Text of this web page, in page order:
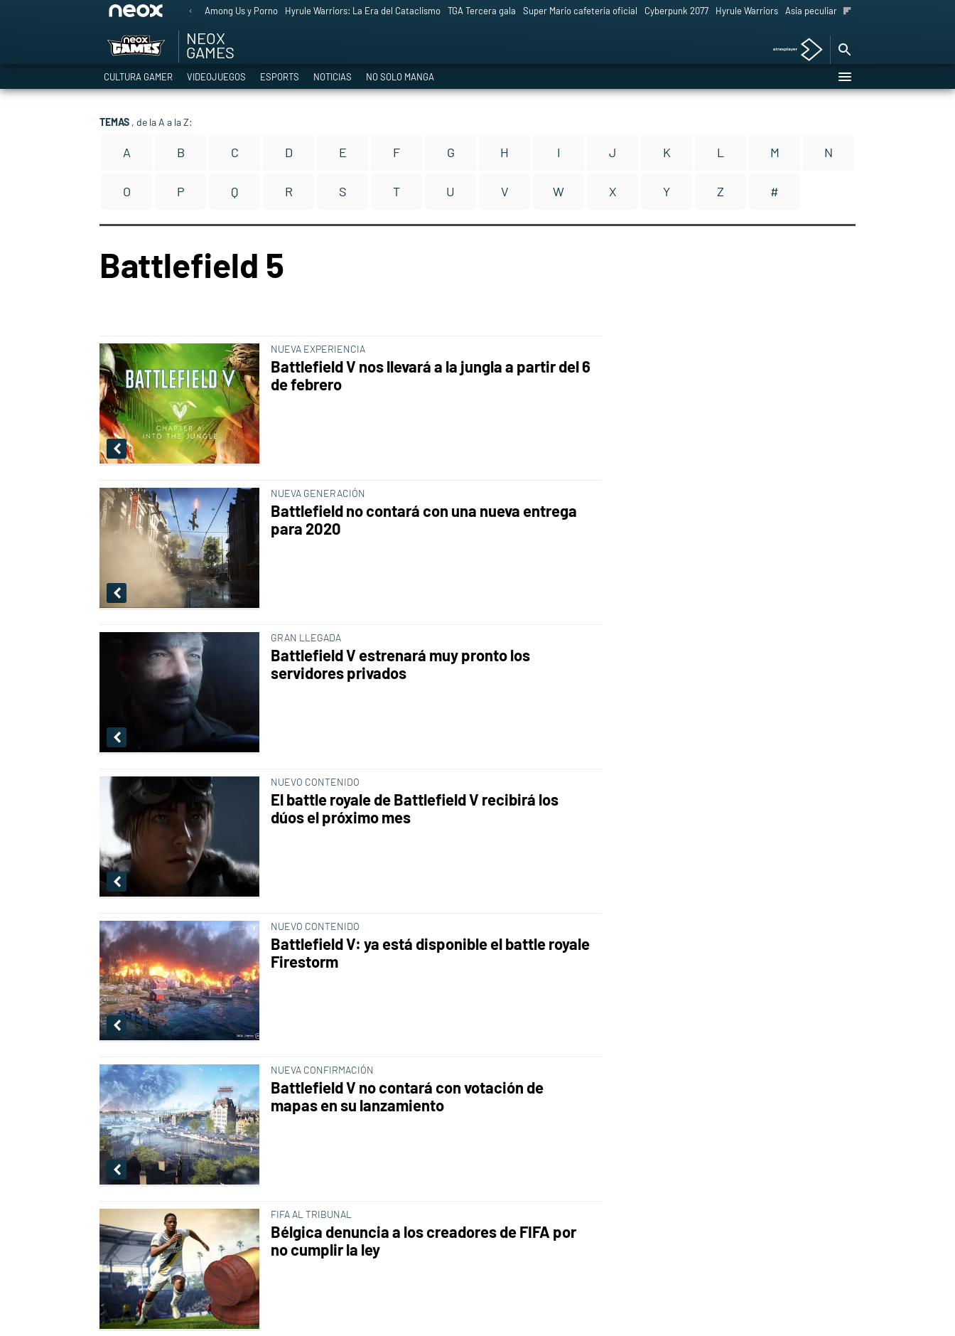
Among Us y Porno Hyrule Warriors: La Era del Cataclismo TGA Tercera gala Super Mario cafetería oficial Cyberpunk 2077 Hyrule Warriors Asia peculiar tradición
NEOX
GAMES
CULTURA GAMER VIDEOJUEGOS ESPORTS NOTICIAS NO SOLO MANGA
TEMAS , de la A a la Z:
A B C D E F G H I J K L M N
O P Q R S T U V W X Y Z #
Battlefield 5
NUEVA EXPERIENCIA
Battlefield V nos llevará a la jungla a partir del 6
de febrero
NUEVA GENERACIÓN
Battlefield no contará con una nueva entrega
para 2020
GRAN LLEGADA
Battlefield V estrenará muy pronto los
servidores privados
NUEVO CONTENIDO
El battle royale de Battlefield V recibirá los
dúos el próximo mes
NUEVO CONTENIDO
Battlefield V: ya está disponible el battle royale
Firestorm
NUEVA CONFIRMACIÓN
Battlefield V no contará con votación de
mapas en su lanzamiento
FIFA AL TRIBUNAL
Bélgica denuncia a los creadores de FIFA por
no cumplir la ley